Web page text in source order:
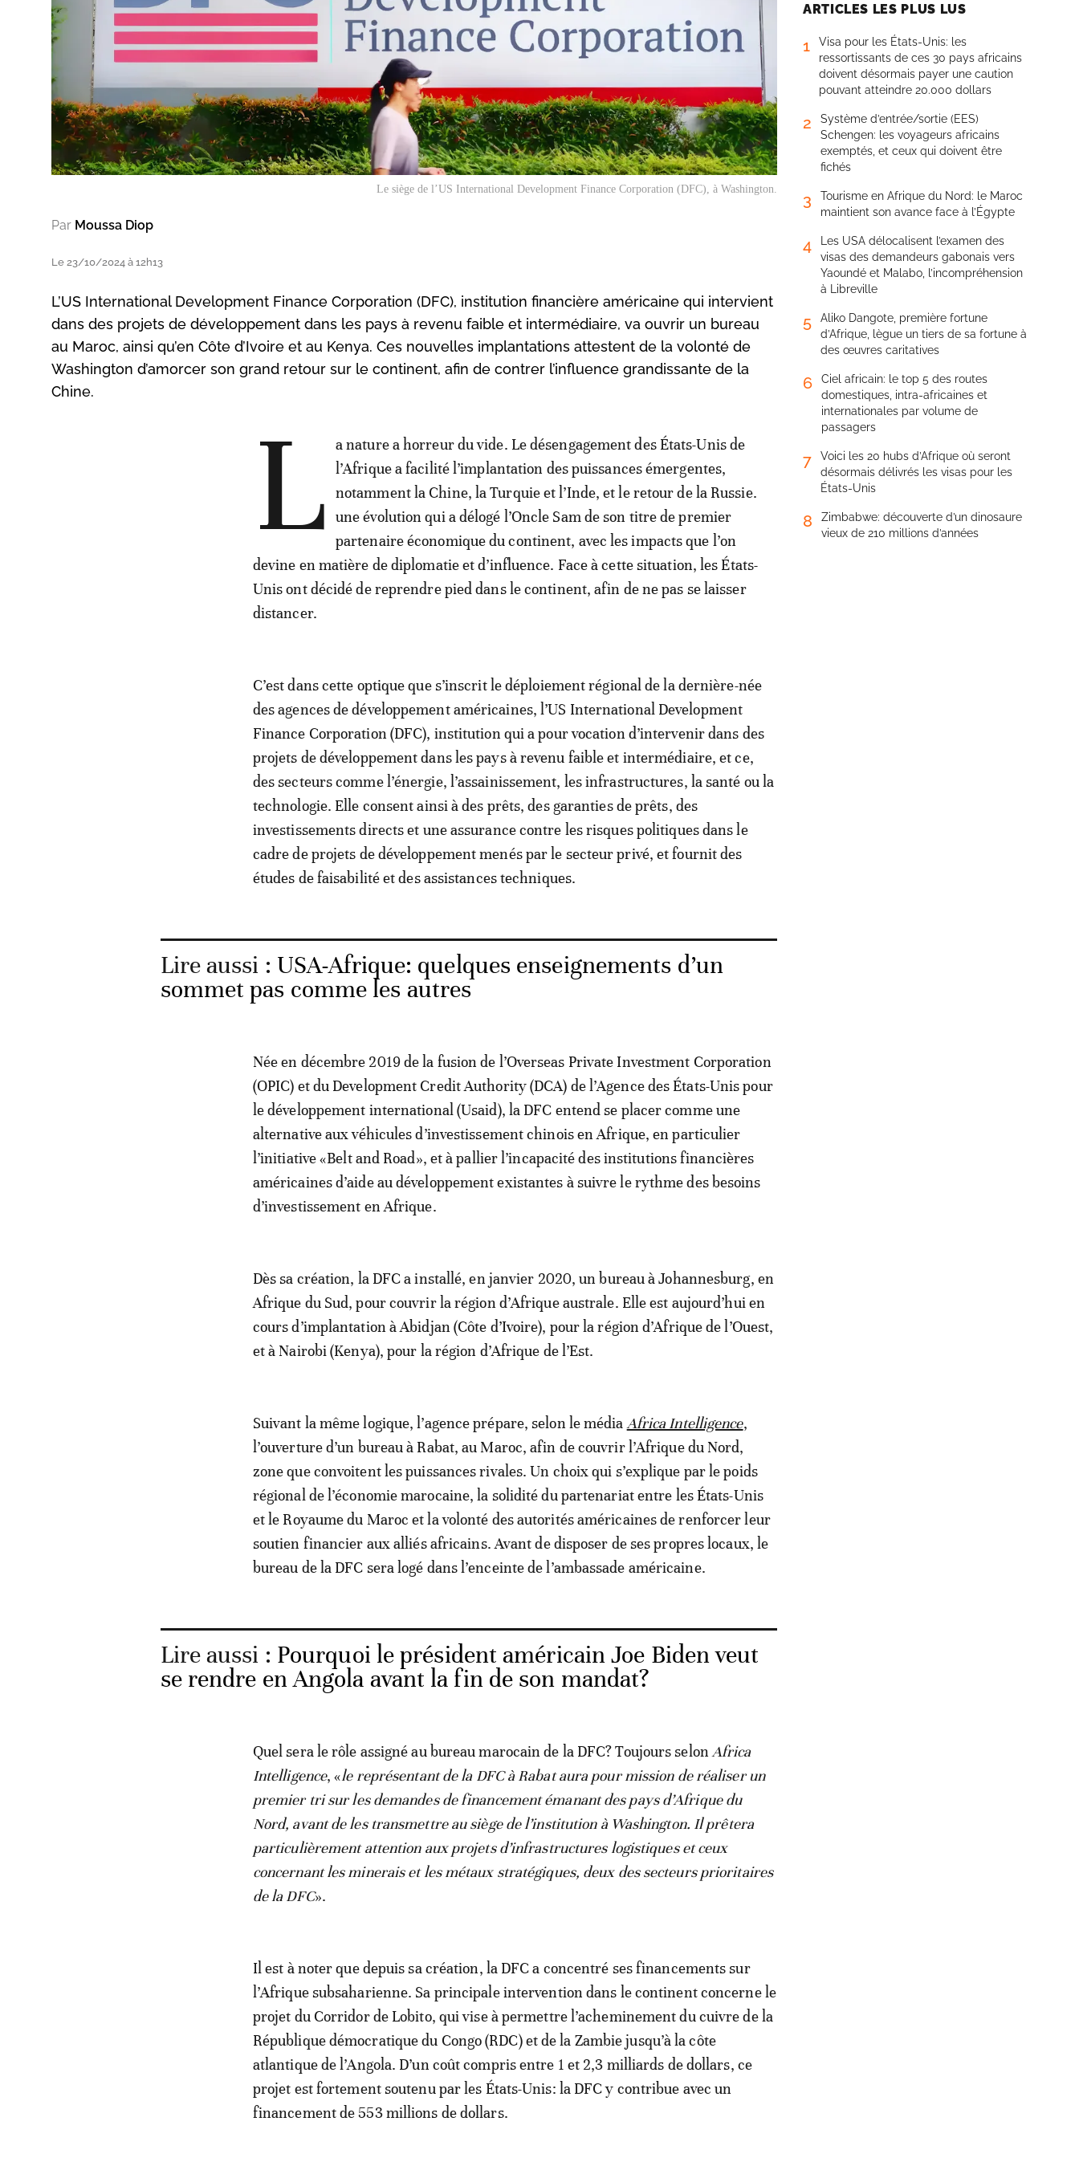
Le siège de l’US International Development Finance Corporation (DFC), à Washington.
Par Moussa Diop
Le 23/10/2024 à 12h13
L’US International Development Finance Corporation (DFC), institution financière américaine qui intervient
dans des projets de développement dans les pays à revenu faible et intermédiaire, va ouvrir un bureau
au Maroc, ainsi qu’en Côte d’Ivoire et au Kenya. Ces nouvelles implantations attestent de la volonté de
Washington d’amorcer son grand retour sur le continent, afin de contrer l’influence grandissante de la
Chine.
L
a nature a horreur du vide. Le désengagement des États-Unis de
l’Afrique a facilité l’implantation des puissances émergentes,
notamment la Chine, la Turquie et l’Inde, et le retour de la Russie.
une évolution qui a délogé l’Oncle Sam de son titre de premier
partenaire économique du continent, avec les impacts que l’on
devine en matière de diplomatie et d’influence. Face à cette situation, les États-
Unis ont décidé de reprendre pied dans le continent, afin de ne pas se laisser
distancer.
C’est dans cette optique que s’inscrit le déploiement régional de la dernière-née
des agences de développement américaines, l’US International Development
Finance Corporation (DFC), institution qui a pour vocation d’intervenir dans des
projets de développement dans les pays à revenu faible et intermédiaire, et ce,
des secteurs comme l’énergie, l’assainissement, les infrastructures, la santé ou la
technologie. Elle consent ainsi à des prêts, des garanties de prêts, des
investissements directs et une assurance contre les risques politiques dans le
cadre de projets de développement menés par le secteur privé, et fournit des
études de faisabilité et des assistances techniques.
Lire aussi : USA-Afrique: quelques enseignements d’un
sommet pas comme les autres
Née en décembre 2019 de la fusion de l’Overseas Private Investment Corporation
(OPIC) et du Development Credit Authority (DCA) de l’Agence des États-Unis pour
le développement international (Usaid), la DFC entend se placer comme une
alternative aux véhicules d’investissement chinois en Afrique, en particulier
l’initiative «Belt and Road», et à pallier l’incapacité des institutions financières
américaines d’aide au développement existantes à suivre le rythme des besoins
d’investissement en Afrique.
Dès sa création, la DFC a installé, en janvier 2020, un bureau à Johannesburg, en
Afrique du Sud, pour couvrir la région d’Afrique australe. Elle est aujourd’hui en
cours d’implantation à Abidjan (Côte d’Ivoire), pour la région d’Afrique de l’Ouest,
et à Nairobi (Kenya), pour la région d’Afrique de l’Est.
Suivant la même logique, l’agence prépare, selon le média Africa Intelligence,
l’ouverture d’un bureau à Rabat, au Maroc, afin de couvrir l’Afrique du Nord,
zone que convoitent les puissances rivales. Un choix qui s’explique par le poids
régional de l’économie marocaine, la solidité du partenariat entre les États-Unis
et le Royaume du Maroc et la volonté des autorités américaines de renforcer leur
soutien financier aux alliés africains. Avant de disposer de ses propres locaux, le
bureau de la DFC sera logé dans l’enceinte de l’ambassade américaine.
Lire aussi : Pourquoi le président américain Joe Biden veut
se rendre en Angola avant la fin de son mandat?
Quel sera le rôle assigné au bureau marocain de la DFC? Toujours selon Africa
Intelligence, «le représentant de la DFC à Rabat aura pour mission de réaliser un
premier tri sur les demandes de financement émanant des pays d’Afrique du
Nord, avant de les transmettre au siège de l’institution à Washington. Il prêtera
particulièrement attention aux projets d’infrastructures logistiques et ceux
concernant les minerais et les métaux stratégiques, deux des secteurs prioritaires
de la DFC».
Il est à noter que depuis sa création, la DFC a concentré ses financements sur
l’Afrique subsaharienne. Sa principale intervention dans le continent concerne le
projet du Corridor de Lobito, qui vise à permettre l’acheminement du cuivre de la
République démocratique du Congo (RDC) et de la Zambie jusqu’à la côte
atlantique de l’Angola. D’un coût compris entre 1 et 2,3 milliards de dollars, ce
projet est fortement soutenu par les États-Unis: la DFC y contribue avec un
financement de 553 millions de dollars.
ARTICLES LES PLUS LUS
1
Visa pour les États-Unis: les
ressortissants de ces 30 pays africains
doivent désormais payer une caution
pouvant atteindre 20.000 dollars
2
Système d’entrée/sortie (EES)
Schengen: les voyageurs africains
exemptés, et ceux qui doivent être
fichés
3
Tourisme en Afrique du Nord: le Maroc
maintient son avance face à l’Égypte
4
Les USA délocalisent l’examen des
visas des demandeurs gabonais vers
Yaoundé et Malabo, l’incompréhension
à Libreville
5
Aliko Dangote, première fortune
d’Afrique, lègue un tiers de sa fortune à
des œuvres caritatives
6
Ciel africain: le top 5 des routes
domestiques, intra-africaines et
internationales par volume de
passagers
7
Voici les 20 hubs d’Afrique où seront
désormais délivrés les visas pour les
États-Unis
8
Zimbabwe: découverte d’un dinosaure
vieux de 210 millions d’années